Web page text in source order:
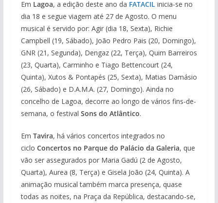
Em Lagoa, a edição deste ano da FATACIL inicia-se no
dia 18 e segue viagem até 27 de Agosto. O menu
musical é servido por: Agir (dia 18, Sexta), Richie
Campbell (19, Sábado), João Pedro Pais (20, Domingo),
GNR (21, Segunda), Dengaz (22, Terça), Quim Barreiros
(23, Quarta), Carminho e Tiago Bettencourt (24,
Quinta), Xutos & Pontapés (25, Sexta), Matias Damásio
(26, Sábado) e D.A.M.A. (27, Domingo). Ainda no
concelho de Lagoa, decorre ao longo de vários fins-de-
semana, o festival Sons do Atlântico.
Em Tavira, há vários concertos integrados no
ciclo Concertos no Parque do Palácio da Galeria, que
vão ser assegurados por Maria Gadú (2 de Agosto,
Quarta), Aurea (8, Terça) e Gisela João (24, Quinta). A
animação musical também marca presença, quase
todas as noites, na Praça da República, destacando-se,